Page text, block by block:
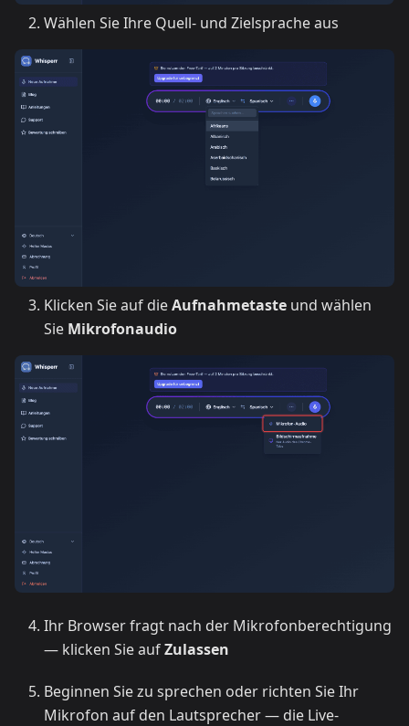
Wählen Sie Ihre Quell- und Zielsprache aus
Klicken Sie auf dieAufnahmetaste und wählen
Sie Mikrofonaudio
Ihr Browser fragt nach der Mikrofonberechtigung
— klicken Sie aufZulassen
Beginnen Sie zu sprechen oder richten Sie Ihr
Mikrofon auf den Lautsprecher — die Live-